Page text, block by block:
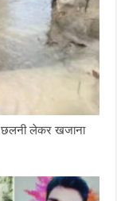
छलनी लेकर खजाना